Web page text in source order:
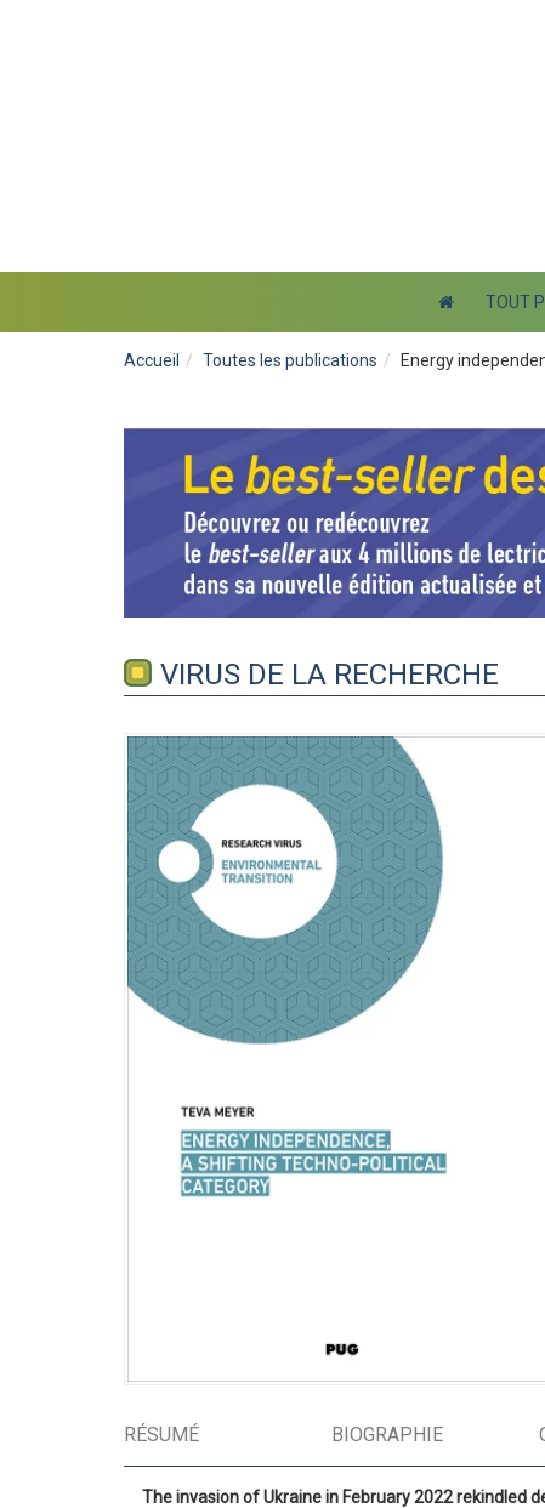
TOUT
Accueil Toutes les publications Energy
VIRUS DE LA RECHERCHE
RÉSUMÉ BIOGRAPHIE
The invasion of Ukraine in February 2022 rekindled